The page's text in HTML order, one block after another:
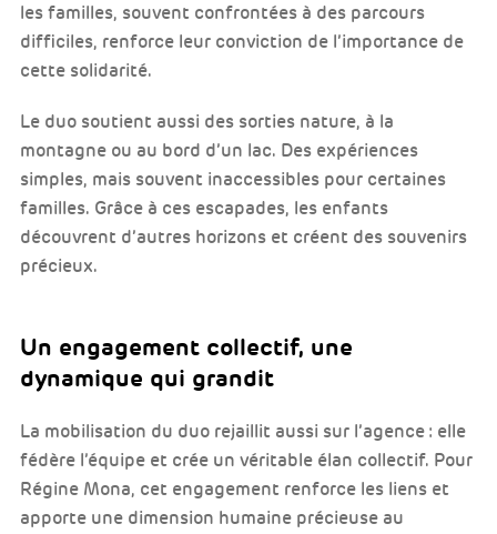
les familles, souvent confrontées à des parcours
difficiles, renforce leur conviction de l’importance de
cette solidarité.
Le duo soutient aussi des sorties nature, à la
montagne ou au bord d’un lac. Des expériences
simples, mais souvent inaccessibles pour certaines
familles. Grâce à ces escapades, les enfants
découvrent d’autres horizons et créent des souvenirs
précieux.
Un engagement collectif, une
dynamique qui grandit
La mobilisation du duo rejaillit aussi sur l’agence : elle
fédère l’équipe et crée un véritable élan collectif. Pour
Régine Mona, cet engagement renforce les liens et
apporte une dimension humaine précieuse au